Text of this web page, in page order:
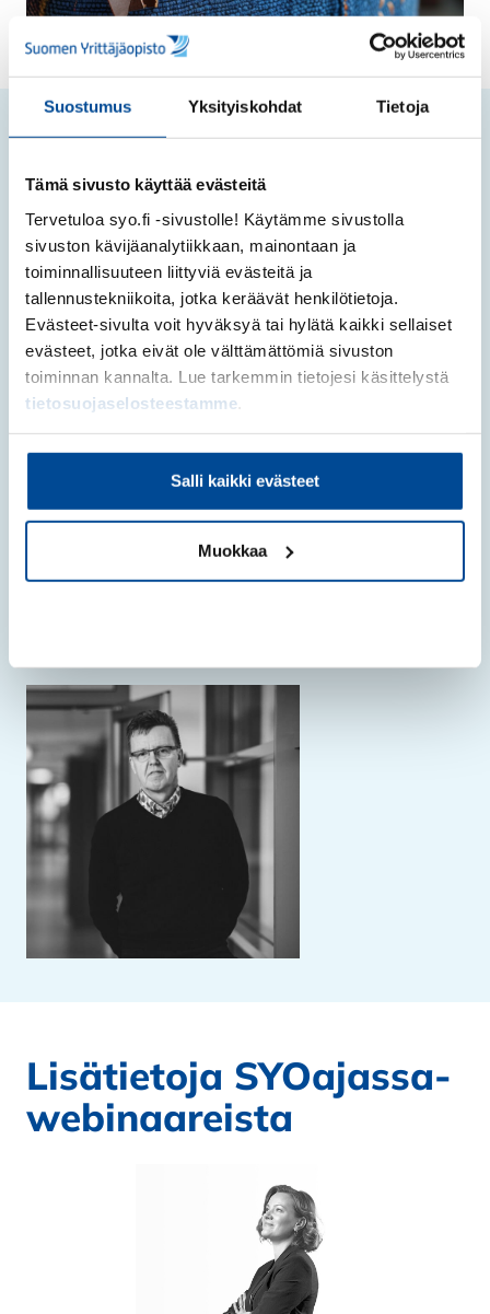
Suostumus Yksityiskohdat Tietoja
Tämä sivusto käyttää evästeitä
Tervetuloa syo.fi -sivustolle! Käytämme sivustolla
sivuston kävijäanalytiikkaan, mainontaan ja
toiminnallisuuteen liittyviä evästeitä ja
tallennustekniikoita, jotka keräävät henkilötietoja.
Evästeet-sivulta voit hyväksyä tai hylätä kaikki sellaiset
evästeet, jotka eivät ole välttämättömiä sivuston
toiminnan kannalta. Lue tarkemmin tietojesi käsittelystä
tietosuojaselosteestamme
Salli kaikki evästeet
Muokkaa
21.10.2024.
Ilmoittaudu mukaan
Linkki tapahtumaan lähetetään ilmoittautuneille
lähempänä tapahtuma-ajankohtaa. Webinaari
välitetätään Youtuben kautta ja se tallennetaan.
Tapahtuma on osallistujille maksuton.
Asiantuntijana
Lisätietoja SYOajassa-
webinaareista